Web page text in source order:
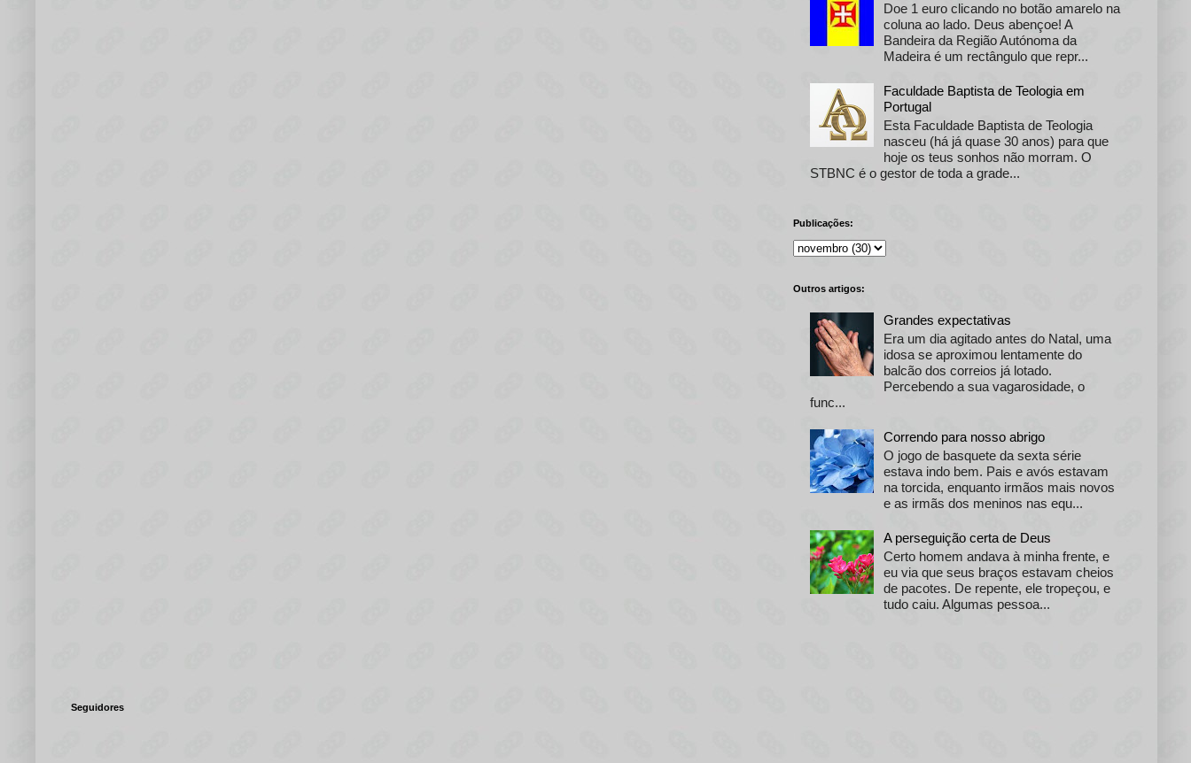
Doe 1 euro clicando no botão amarelo na
coluna ao lado. Deus abençoe! A
Bandeira da Região Autónoma da
Madeira é um rectângulo que repr...
Faculdade Baptista de Teologia em
Portugal
Esta Faculdade Baptista de Teologia
nasceu (há já quase 30 anos) para que
hoje os teus sonhos não morram. O
STBNC é o gestor de toda a grade...
Publicações:
Outros artigos:
Grandes expectativas
Era um dia agitado antes do Natal, uma
idosa se aproximou lentamente do
balcão dos correios já lotado.
Percebendo a sua vagarosidade, o
func...
Correndo para nosso abrigo
O jogo de basquete da sexta série
estava indo bem. Pais e avós estavam
na torcida, enquanto irmãos mais novos
e as irmãs dos meninos nas equ...
A perseguição certa de Deus
Certo homem andava à minha frente, e
eu via que seus braços estavam cheios
de pacotes. De repente, ele tropeçou, e
tudo caiu. Algumas pessoa...
Seguidores